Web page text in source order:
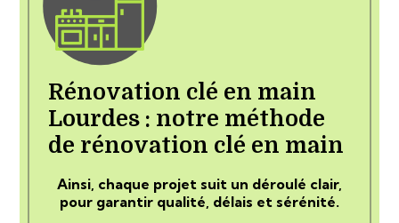
Rénovation clé en main
Lourdes : notre méthode
de rénovation clé en main
Ainsi, chaque projet suit un déroulé clair,
pour garantir qualité, délais et sérénité.